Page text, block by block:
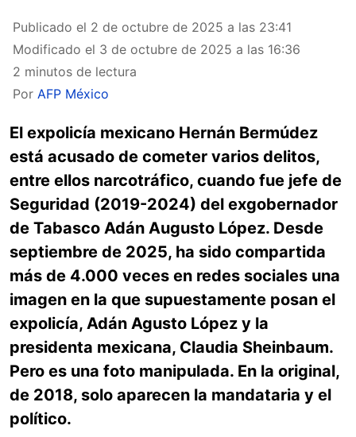
Publicado el 2 de octubre de 2025 a las 23:41
Modificado el 3 de octubre de 2025 a las 16:36
2 minutos de lectura
Por AFP México
El expolicía mexicano Hernán Bermúdez
está acusado de cometer varios delitos,
entre ellos narcotráfico, cuando fue jefe de
Seguridad (2019-2024) del exgobernador
de Tabasco Adán Augusto López. Desde
septiembre de 2025, ha sido compartida
más de 4.000 veces en redes sociales una
imagen en la que supuestamente posan el
expolicía, Adán Agusto López y la
presidenta mexicana, Claudia Sheinbaum.
Pero es una foto manipulada. En la original,
de 2018, solo aparecen la mandataria y el
político.